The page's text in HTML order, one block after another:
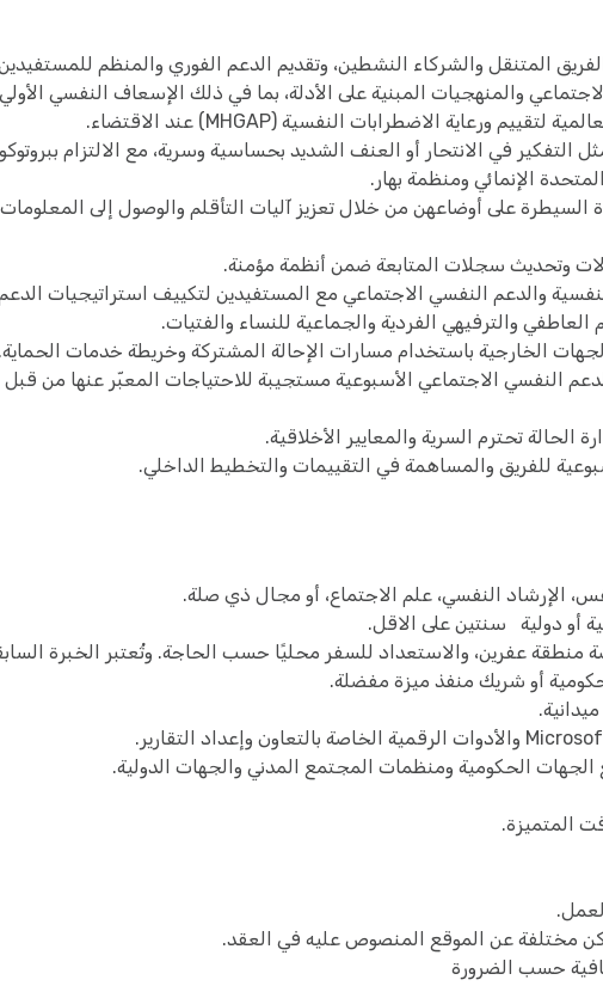
المتنقل والشركاء النشطين، وتقديم الدعم الفوري والمنظم
والمنهجيات المبنية على الأدلة، بما في ذلك الإسعاف النفسي الأولي
التفكير في الانتحار أو العنف الشديد بحساسية وسرية، مع الالتزام
الإنمائي ومنظمة بهار.
السيطرة على أوضاعهن من خلال تعزيز آليات التأقلم والوصول إلى المعلومات
وتحديث سجلات المتابعة ضمن أنظمة مؤمنة.
والدعم النفسي الاجتماعي مع المستفيدين لتكييف استراتيجيات
والترفيهي الفردية والجماعية للنساء والفتيات.
الخارجية باستخدام مسارات الإحالة المشتركة وخريطة خدمات الحماية.
النفسي الاجتماعي الأسبوعية مستجيبة للاحتياجات المعبّر عنها من قبل
الحالة تحترم السرية والمعايير الأخلاقية.
للفريق والمساهمة في التقييمات والتخطيط الداخلي.
الإرشاد النفسي، علم الاجتماع، أو مجال ذي صلة.
أو دولية سنتين على الاقل.
منطقة عفرين، والاستعداد للسفر محليًا حسب الحاجة. وتُعتبر الخبرة
أو شريك منفذ ميزة مفضلة.
الجهات الحكومية ومنظمات المجتمع المدني والجهات الدولية.
المتميزة.
مختلفة عن الموقع المنصوص عليه في العقد.
حسب الضرورة